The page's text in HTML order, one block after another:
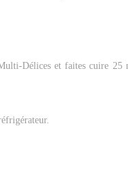
Délices et faites cuire